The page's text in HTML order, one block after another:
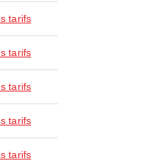
tarifs
tarifs
tarifs
tarifs
tarifs